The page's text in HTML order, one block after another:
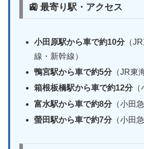
🚉 最寄り駅・アクセス
小田原駅から車で約10分（
線・新幹線）
鴨宮駅から車で約5分（JR東
箱根板橋駅から車で約12分（
富水駅から車で約8分（小田急
螢田駅から車で約7分（小田急